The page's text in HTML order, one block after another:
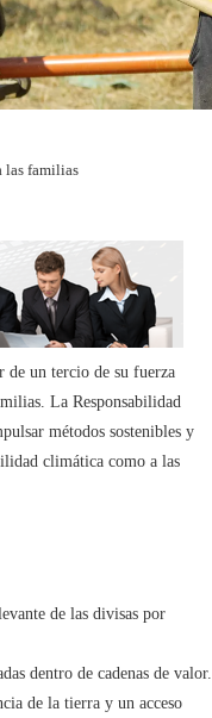
las familias
de un tercio de su fuerza
La Responsabilidad
métodos sostenibles y
climática como a las
de las divisas por
dentro de cadenas de valor.
de la tierra y un acceso